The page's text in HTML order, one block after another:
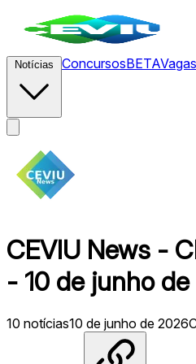
ConcursosBETAVagas
CEVIU News -
- 10 de junho
10 notícias10 de junho de 2026